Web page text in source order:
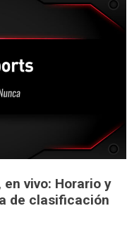
en vivo: Horario y
de clasificación